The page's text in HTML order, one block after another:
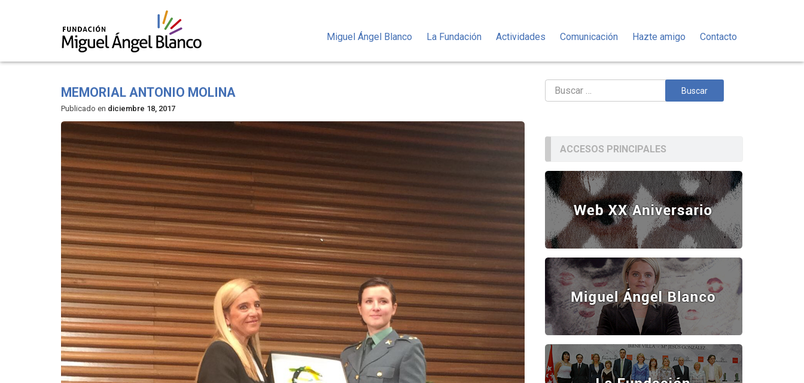
Miguel Ángel Blanco La Fundación Actividades Comunicación Hazte amigo Contacto
MEMORIAL ANTONIO MOLINA
Publicado en diciembre 18, 2017
Buscar:
ACCESOS PRINCIPALES